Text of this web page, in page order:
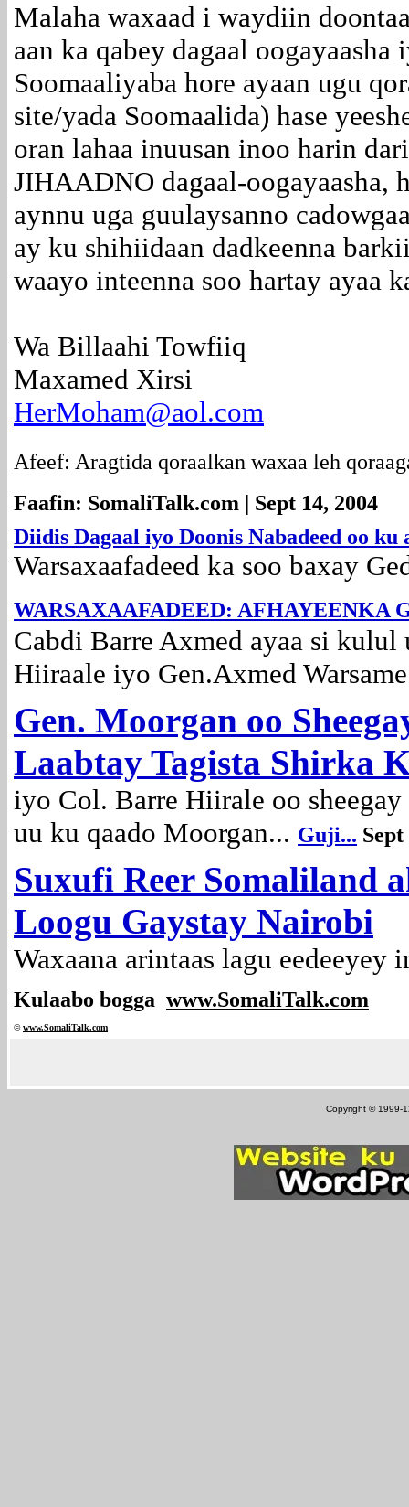
Malaha waxaad i waydiin
aan ka qabey dagaal
Soomaaliyaba hore ayaan ugu
site/yada Soomaalida) hase
oran lahaa inuusan inoo harin
JIHAADNO dagaal-oogayaasha,
aynnu uga guulaysanno
ay ku shihiidaan dadkeenna
waayo inteenna soo hartay ayaa
Wa Billaahi Towfiiq
Maxamed Xirsi
HerMoham@aol.com
Afeef: Aragtida qoraalkan waxaa leh
Faafin: SomaliTalk.com | Sept 14, 2004
Diidis Dagaal iyo Doonis Nabadeed oo ku
Warsaxaafadeed ka soo baxay
WARSAXAAFADEED: AFHAYEENKA
Cabdi Barre Axmed ayaa si kulul
Hiiraale iyo Gen.Axmed
Gen. Moorgan oo
Laabtay Tagista Shirka
iyo Col. Barre Hiirale oo
uu ku qaado Moorgan... Guji... Sept
Suxufi Reer Somaliland
Loogu Gaystay Nairobi
Waxaana arintaas lagu eedeeyey
Kulaabo bogga www.SomaliTalk.com
©www.SomaliTalk.com
Copyright © 1999-